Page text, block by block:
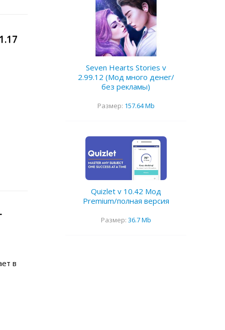
в
Seven Hearts Stories v
2.99.12 (Мод много денег/
без рекламы)
Размер: 157.64 Mb
Quizlet v 10.42 Мод
Premium/полная версия
Размер: 36.7 Mb